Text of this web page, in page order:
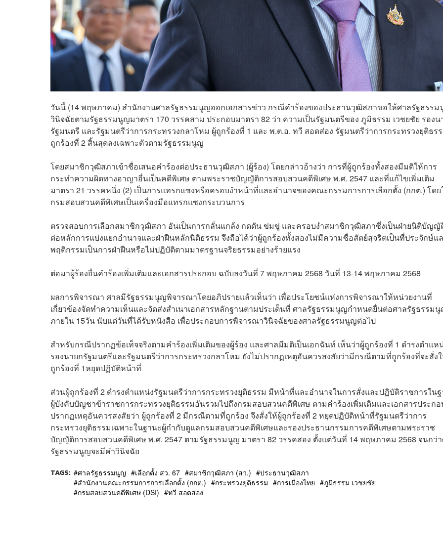
วันนี้ (14 พฤษภาคม) สำนักงานศาลรัฐธรรมนูญออกเอกสารข่าว กรณีคำร้องของประธานวุฒิสภาขอให้ศาลรัฐธรร
วินิจฉัยตามรัฐธรรมนูญมาตรา 170 วรรคสาม ประกอบมาตรา 82 ว่า ความเป็นรัฐมนตรีของ ภูมิธรรม เวชยชัย รองน
รัฐมนตรี และรัฐมนตรีว่าการกระทรวงกลาโหม ผู้ถูกร้องที่ 1 และ พ.ต.อ. ทวี สอดส่อง รัฐมนตรีว่าการกระทรวงยุติธร
ถูกร้องที่ 2 สิ้นสุดลงเฉพาะตัวตามรัฐธรรมนูญ
โดยสมาชิกวุฒิสภาเข้าชื่อเสนอคำร้องต่อประธานวุฒิสภา (ผู้ร้อง) โดยกล่าวอ้างว่า การที่ผู้ถูกร้องทั้งสองมีมติให้การ
กระทำความผิดทางอาญาอื่นเป็นคดีพิเศษ ตามพระราชบัญญัติการสอบสวนคดีพิเศษ พ.ศ. 2547 และที่แก้ไขเพิ่มเติม
มาตรา 21 วรรคหนึ่ง (2) เป็นการแทรกแซงหรือครอบงำหน้าที่และอำนาจของคณะกรรมการการเลือกตั้ง (กกต.) โด
กรมสอบสวนคดีพิเศษเป็นเครื่องมือแทรกแซงกระบวนการ
ตรวจสอบการเลือกสมาชิกวุฒิสภา อันเป็นการกลั่นแกล้ง กดดัน ข่มขู่ และครอบงำสมาชิกวุฒิสภาซึ่งเป็นฝ่ายนิติบัญญั
ต่อหลักการแบ่งแยกอำนาจและฝ่าฝืนหลักนิติธรรม จึงถือได้ว่าผู้ถูกร้องทั้งสองไม่มีความซื่อสัตย์สุจริตเป็นที่ประจักษ์แ
พฤติกรรมเป็นการฝ่าฝืนหรือไม่ปฏิบัติตามมาตรฐานจริยธรรมอย่างร้ายแรง
ต่อมาผู้ร้องยื่นคำร้องเพิ่มเติมและเอกสารประกอบ ฉบับลงวันที่ 7 พฤษภาคม 2568 วันที่ 13-14 พฤษภาคม 2568
ผลการพิจารณา ศาลมีรัฐธรรมนูญพิจารณาโดยอภิปรายแล้วเห็นว่า เพื่อประโยชน์แห่งการพิจารณาให้หน่วยงานที่
เกี่ยวข้องจัดทำความเห็นและจัดส่งสำเนาเอกสารหลักฐานตามประเด็นที่ ศาลรัฐธรรมนูญกำหนดยื่นต่อศาลรัฐธรรม
ภายใน 15วัน นับแต่วันที่ได้รับหนังสือ เพื่อประกอบการพิจารณาวินิจฉัยของศาลรัฐธรรมนูญต่อไป
สำหรับกรณีปรากฏข้อเท็จจริงตามคำร้องเพิ่มเติมของผู้ร้อง และศาลมีมติเป็นเอกฉันท์ เห็นว่าผู้ถูกร้องที่ 1 ดำรงตำแห
รองนายกรัฐมนตรีและรัฐมนตรีว่าการกระทรวงกลาโหม ยังไม่ปรากฏเหตุอันควรสงสัยว่ามีกรณีตามที่ถูกร้องที่จะสั่ง
ถูกร้องที่ 1หยุดปฏิบัติหน้าที่
ส่วนผู้ถูกร้องที่ 2 ดำรงตำแหน่งรัฐมนตรีว่าการกระทรวงยุติธรรม มีหน้าที่และอำนาจในการสั่งและปฏิบัติราชการในฐ
ผู้บังคับบัญชาข้าราชการกระทรวงยุติธรรมอันรวมไปถึงกรมสอบสวนคดีพิเศษ ตามคำร้องเพิ่มเติมและเอกสารประกอ
ปรากฏเหตุอันควรสงสัยว่า ผู้ถูกร้องที่ 2 มีกรณีตามที่ถูกร้อง จึงสั่งให้ผู้ถูกร้องที่ 2 หยุดปฏิบัติหน้าที่รัฐมนตรีว่าการ
กระทรวงยุติธรรมเฉพาะในฐานะผู้กำกับดูแลกรมสอบสวนคดีพิเศษและรองประธานกรรมการคดีพิเศษตามพระราช
บัญญัติการสอบสวนคดีพิเศษ พ.ศ. 2547 ตามรัฐธรรมนูญ มาตรา 82 วรรคสอง ตั้งแต่วันที่ 14 พฤษภาคม 2568 จนกว่
รัฐธรรมนูญจะมีคำวินิจฉัย
TAGS: ศาลรัฐธรรมนูญ เลือกตั้ง สว. 67 สมาชิกวุฒิสภา (สว.)
ประธานวุฒิสภา
สำนักงานคณะกรรมการการเลือกตั้ง (กกต.)
กระทรวงยุติธรรม การเมืองไทย
ภูมิธรรม เวชยชัย
กรมสอบสวนคดีพิเศษ (DSI)
ทวี สอดส่อง